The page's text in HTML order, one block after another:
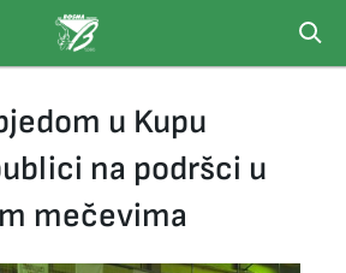
u Kupu
na podršci u
mečevima